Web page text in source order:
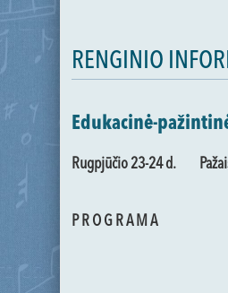
RENGINIO
Edukacinė-
Rugpjūčio 23-24 d.
P R O G R A M A